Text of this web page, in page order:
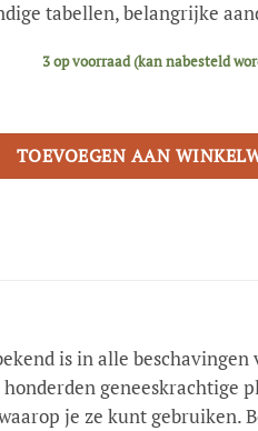
tabellen, belangrijke
3 op voorraad (kan nabesteld
aantal
TOEVOEGEN AAN
is in alle
geneeskrachtige
je ze kunt gebruiken.